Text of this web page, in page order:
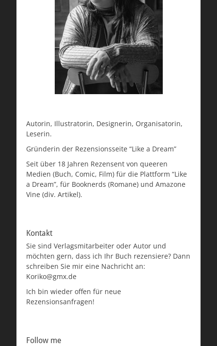
Autorin, Illustratorin, Designerin, Organisatorin,
Leserin.
Gründerin der Rezensionsseite “Like a Dream”
Seit über 18 Jahren Rezensent von queeren
Medien (Buch, Comic, Film) für die Plattform “Like
a Dream”, für Booknerds (Romane) und Amazone
Vine (div. Artikel).
Kontakt
Sie sind Verlagsmitarbeiter oder Autor und
möchten gern, dass ich Ihr Buch rezensiere? Dann
schreiben Sie mir eine Nachricht an:
Koriko@gmx.de
Ich bin wieder offen für neue
Rezensionsanfragen!
Follow me